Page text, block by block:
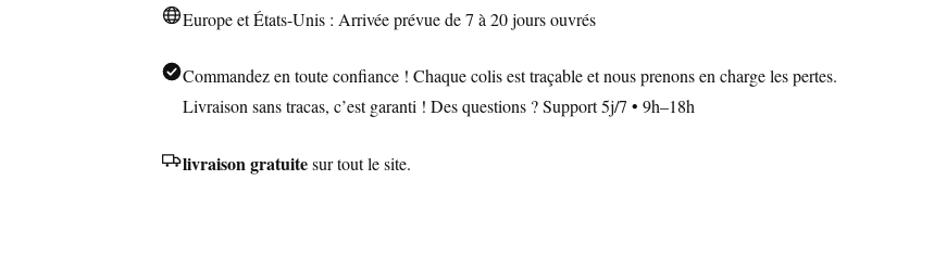
Chambre
Quartz
Europe et États-Unis : Arrivée prévue de 7 à 20 jours ouvrés
Commandez en toute confiance ! Chaque colis est traçable et nous prenons en charge les pertes.
Livraison sans tracas, c’est garanti ! Des questions ? Support 5j/7 • 9h–18h
livraison gratuitesur tout le site.